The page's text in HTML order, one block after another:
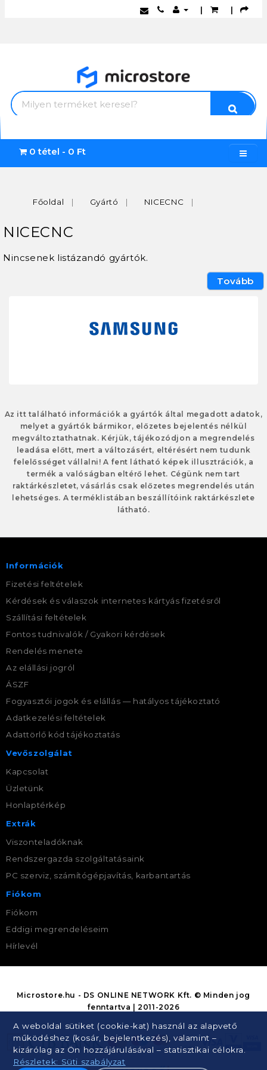
| |
0 tétel - 0 Ft
Főoldal Gyártó NICECNC
NICECNC
Nincsenek listázandó gyártók.
Tovább
Az itt található információk a gyártók által megadott adatok,
melyet a gyártók bármikor, előzetes bejelentés nélkül
megváltoztathatnak. Kérjük, tájékozódjon a megrendelés
leadása előtt, mert a változásért, eltérésért nem tudunk
felelősséget vállalni! A fent látható képek illusztrációk, a
termék a valóságban eltérő lehet. Cégünk nem tart
raktárkészletet, vásárlás csak előzetes megrendelés után
lehetséges. A terméklistában beszállítóink raktárkészlete
látható.
Információk
Fizetési feltételek
Kérdések és válaszok internetes kártyás fizetésről
Szállítási feltételek
Fontos tudnivalók / Gyakori kérdések
Rendelés menete
Az elállási jogról
ÁSZF
Fogyasztói jogok és elállás — hatályos tájékoztató
Adatkezelési feltételek
Adattörlő kód tájékoztatás
Vevőszolgálat
Kapcsolat
Üzletünk
Honlaptérkép
Extrák
Viszonteladóknak
Rendszergazda szolgáltatásaink
PC szerviz, számítógépjavítás, karbantartás
Fiókom
Fiókom
Eddigi megrendeléseim
Hírlevél
A weboldal sütiket (cookie-kat) használ az alapvető
működéshez (kosár, bejelentkezés), valamint –
kizárólag az Ön hozzájárulásával – statisztikai célokra.
Részletek: Süti szabályzat
Microstore.hu - DS ONLINE NETWORK Kft. © Minden jog
fenntartva | 2011-2026